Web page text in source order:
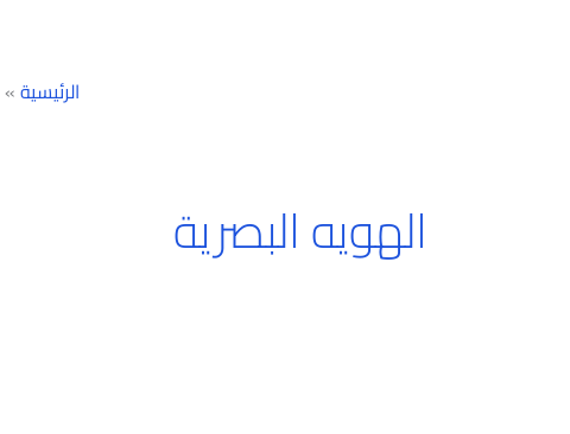
الرئيسية»
الهويه البصرية